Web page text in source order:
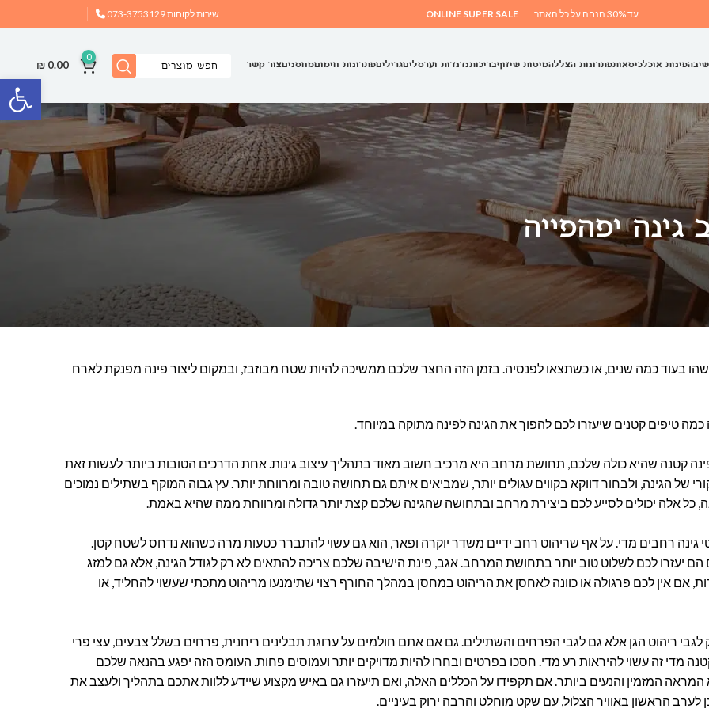
עד 30% הנחה על כל האתר ONLINE SUPER SALE שירות לקוחות073-3753129
פינות אוכלכיסאותפתרונות הצללהמיטות שיזוףבריכותנדנדות וערסליםגריליםפתרונות חימוםמחסניםצור קשר
0
₪ 0.00
גינה יפהפייה
בעוד כמה שנים, או כשתצאו לפנסיה. בזמן הזה החצר שלכם ממשיכה להיות שטח מבוזבז, ובמקום ליצור פינה מפנקת לארח
טיפים קטנים שיעזרו לכם להפוך את הגינה לפינה מתוקה במיוחד.
קטנה שהיא כולה שלכם, תחושת מרחב היא מרכיב חשוב מאוד בתהליך עיצוב גינות. אחת הדרכים הטובות ביותר לעשות זאת
של הגינה, ולבחור דווקא בקווים עגולים יותר, שמביאים איתם גם תחושה טובה ומרווחת יותר. עץ גבוה המוקף בשתילים נמוכים
כל אלה יכולים לסייע לכם ביצירת מרחב ובתחושה שהגינה שלכם קצת יותר גדולה ומרווחת ממה שהיא באמת.
רחבים מדי. על אף שריהוט רחב ידיים משדר יוקרה ופאר, הוא גם עשוי להתברר כטעות מרה כשהוא נדחס לשטח קטן.
הם יעזרו לכם לשלוט טוב יותר בתחושת המרחב. אגב, פינת הישיבה שלכם צריכה להתאים לא רק לגודל הגינה, אלא גם למזג
אם אין לכם פרגולה או כוונה לאחסן את הריהוט במחסן במהלך החורף רצוי שתימנעו מריהוט מתכתי שעשוי להחליד, או
לגבי ריהוט הגן אלא גם לגבי הפרחים והשתילים. גם אם אתם חולמים על ערוגת תבלינים ריחנית, פרחים בשלל צבעים, עצי פרי
מדי זה עשוי להיראות רע מדי. חסכו בפרטים ובחרו להיות מדויקים יותר ועמוסים פחות. העומס הזה יפגע בהנאה שלכם
המראה המזמין והנעים ביותר. אם תקפידו על הכללים האלה, ואם תיעזרו גם באיש מקצוע שיידע ללוות אתכם בתהליך ולעצב את
לערב הראשון באוויר הצלול, עם שקט מוחלט והרבה ירוק בעיניים.